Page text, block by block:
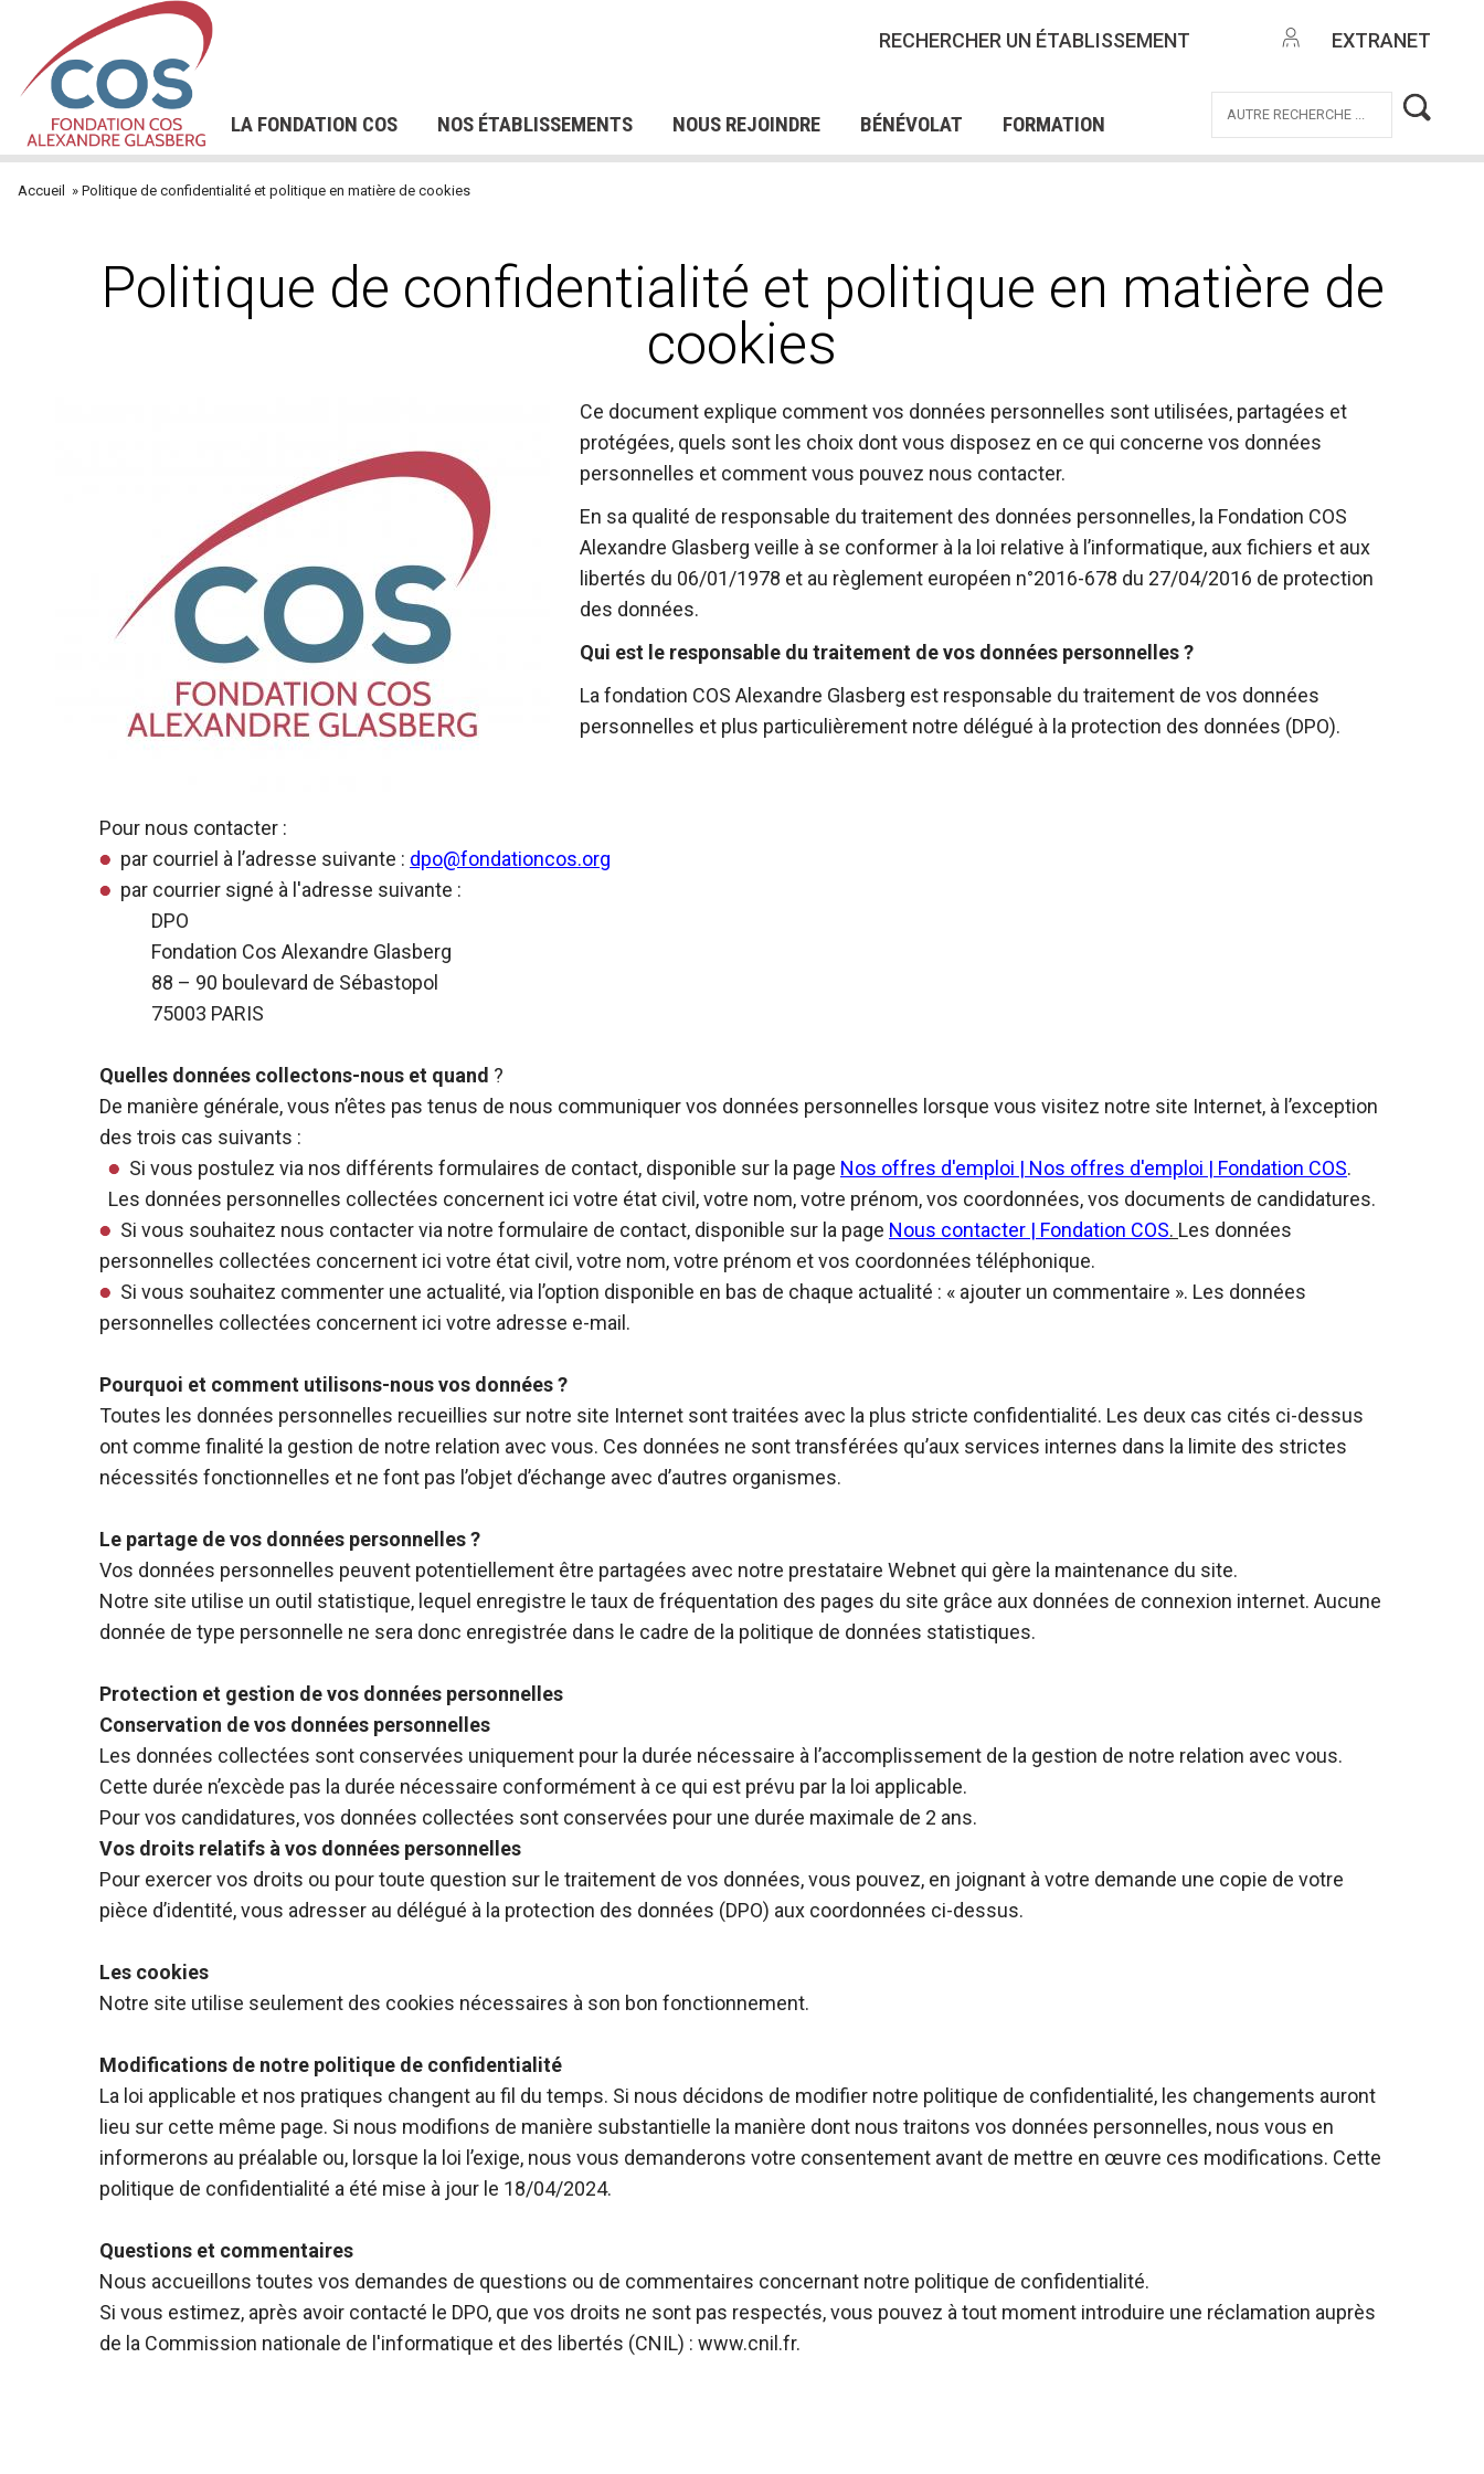
contenu
principal
RECHERCHER UN ÉTABLISSEMENT EXTRANET
Navigation
LA FONDATION COS
Les Comités
L'innovation sociale
NOS ÉTABLISSEMENTS
DE PRÉCARITÉ
NOUS REJOINDRE
NOTRE POLITIQUE DE
RESSOURCES HUMAINES
NOS OFFRES DE STAGES
NOS OFFRES DE MISSIONS
BÉNÉVOLAT
DEVENIR BÉNÉVOLE
FORMATION
L'INSTITUT DE FORMATION DU
COS - IFCOS
POUR DEMANDEURS D’EMPLOI
d'Ariane
Accueil Politique de confidentialité et politique en matière de cookies
Politique de confidentialité et politique en matière de
cookies
Ce document explique comment vos données personnelles sont utilisées, partagées et
protégées, quels sont les choix dont vous disposez en ce qui concerne vos données
personnelles et comment vous pouvez nous contacter.
En sa qualité de responsable du traitement des données personnelles, la Fondation COS
Alexandre Glasberg veille à se conformer à la loi relative à l’informatique, aux fichiers et aux
libertés du 06/01/1978 et au règlement européen n°2016-678 du 27/04/2016 de protection
des données.
Qui est le responsable du traitement de vos données personnelles ?
La fondation COS Alexandre Glasberg est responsable du traitement de vos données
personnelles et plus particulièrement notre délégué à la protection des données (DPO).
Pour nous contacter :
par courriel à l’adresse suivante : dpo@fondationcos.org
par courrier signé à l'adresse suivante :
DPO
Fondation Cos Alexandre Glasberg
88 – 90 boulevard de Sébastopol
75003 PARIS
Quelles données collectons-nous et quand ?
De manière générale, vous n’êtes pas tenus de nous communiquer vos données personnelles lorsque vous visitez notre site Internet, à l’exception
des trois cas suivants :
Si vous postulez via nos différents formulaires de contact, disponible sur la page Nos offres d'emploi | Nos offres d'emploi | Fondation COS.
Les données personnelles collectées concernent ici votre état civil, votre nom, votre prénom, vos coordonnées, vos documents de candidatures.
Si vous souhaitez nous contacter via notre formulaire de contact, disponible sur la page Nous contacter | Fondation COS. Les données
personnelles collectées concernent ici votre état civil, votre nom, votre prénom et vos coordonnées téléphonique.
Si vous souhaitez commenter une actualité, via l’option disponible en bas de chaque actualité : « ajouter un commentaire ». Les données
personnelles collectées concernent ici votre adresse e-mail.
Pourquoi et comment utilisons-nous vos données ?
Toutes les données personnelles recueillies sur notre site Internet sont traitées avec la plus stricte confidentialité. Les deux cas cités ci-dessus
ont comme finalité la gestion de notre relation avec vous. Ces données ne sont transférées qu’aux services internes dans la limite des strictes
nécessités fonctionnelles et ne font pas l’objet d’échange avec d’autres organismes.
Le partage de vos données personnelles ?
Vos données personnelles peuvent potentiellement être partagées avec notre prestataire Webnet qui gère la maintenance du site.
Notre site utilise un outil statistique, lequel enregistre le taux de fréquentation des pages du site grâce aux données de connexion internet. Aucune
donnée de type personnelle ne sera donc enregistrée dans le cadre de la politique de données statistiques.
Protection et gestion de vos données personnelles
Conservation de vos données personnelles
Les données collectées sont conservées uniquement pour la durée nécessaire à l’accomplissement de la gestion de notre relation avec vous.
Cette durée n’excède pas la durée nécessaire conformément à ce qui est prévu par la loi applicable.
Pour vos candidatures, vos données collectées sont conservées pour une durée maximale de 2 ans.
Vos droits relatifs à vos données personnelles
Pour exercer vos droits ou pour toute question sur le traitement de vos données, vous pouvez, en joignant à votre demande une copie de votre
pièce d’identité, vous adresser au délégué à la protection des données (DPO) aux coordonnées ci-dessus.
Les cookies
Notre site utilise seulement des cookies nécessaires à son bon fonctionnement.
Modifications de notre politique de confidentialité
La loi applicable et nos pratiques changent au fil du temps. Si nous décidons de modifier notre politique de confidentialité, les changements auront
lieu sur cette même page. Si nous modifions de manière substantielle la manière dont nous traitons vos données personnelles, nous vous en
informerons au préalable ou, lorsque la loi l’exige, nous vous demanderons votre consentement avant de mettre en œuvre ces modifications. Cette
politique de confidentialité a été mise à jour le 18/04/2024.
Questions et commentaires
Nous accueillons toutes vos demandes de questions ou de commentaires concernant notre politique de confidentialité.
Si vous estimez, après avoir contacté le DPO, que vos droits ne sont pas respectés, vous pouvez à tout moment introduire une réclamation auprès
de la Commission nationale de l'informatique et des libertés (CNIL) : www.cnil.fr.